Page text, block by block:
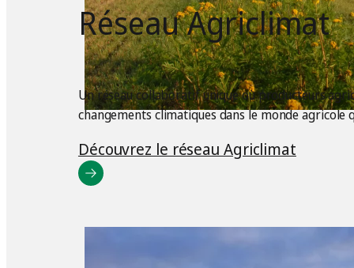
Réseau Agriclimat
Un réseau collaboratif unique où producteurs
changements climatiques dans le monde agricole
Découvrez le réseau Agriclimat